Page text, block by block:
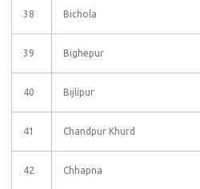
38 Bichola
39 Bighepur
40 Bijlipur
41 Chandpur Khurd
42 Chhapna